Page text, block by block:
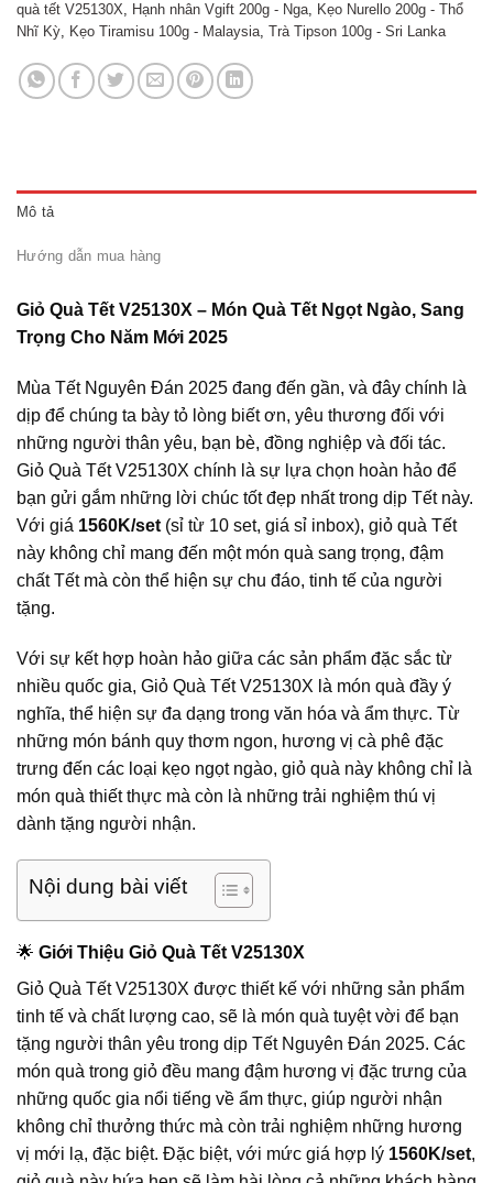
quà tết V25130X, Hạnh nhân Vgift 200g - Nga, Kẹo Nurello 200g - Thổ
Nhĩ Kỳ, Kẹo Tiramisu 100g - Malaysia, Trà Tipson 100g - Sri Lanka
Mô tả
Hướng dẫn mua hàng
Giỏ Quà Tết V25130X – Món Quà Tết Ngọt Ngào, Sang
Trọng Cho Năm Mới 2025
Mùa Tết Nguyên Đán 2025 đang đến gần, và đây chính là
dịp để chúng ta bày tỏ lòng biết ơn, yêu thương đối với
những người thân yêu, bạn bè, đồng nghiệp và đối tác.
Giỏ Quà Tết V25130X chính là sự lựa chọn hoàn hảo để
bạn gửi gắm những lời chúc tốt đẹp nhất trong dịp Tết này.
Với giá 1560K/set (sỉ từ 10 set, giá sỉ inbox), giỏ quà Tết
này không chỉ mang đến một món quà sang trọng, đậm
chất Tết mà còn thể hiện sự chu đáo, tinh tế của người
tặng.
Với sự kết hợp hoàn hảo giữa các sản phẩm đặc sắc từ
nhiều quốc gia, Giỏ Quà Tết V25130X là món quà đầy ý
nghĩa, thể hiện sự đa dạng trong văn hóa và ẩm thực. Từ
những món bánh quy thơm ngon, hương vị cà phê đặc
trưng đến các loại kẹo ngọt ngào, giỏ quà này không chỉ là
món quà thiết thực mà còn là những trải nghiệm thú vị
dành tặng người nhận.
Nội dung bài viết
🌟 Giới Thiệu Giỏ Quà Tết V25130X
Giỏ Quà Tết V25130X được thiết kế với những sản phẩm
tinh tế và chất lượng cao, sẽ là món quà tuyệt vời để bạn
tặng người thân yêu trong dịp Tết Nguyên Đán 2025. Các
món quà trong giỏ đều mang đậm hương vị đặc trưng của
những quốc gia nổi tiếng về ẩm thực, giúp người nhận
không chỉ thưởng thức mà còn trải nghiệm những hương
vị mới lạ, đặc biệt. Đặc biệt, với mức giá hợp lý 1560K/set,